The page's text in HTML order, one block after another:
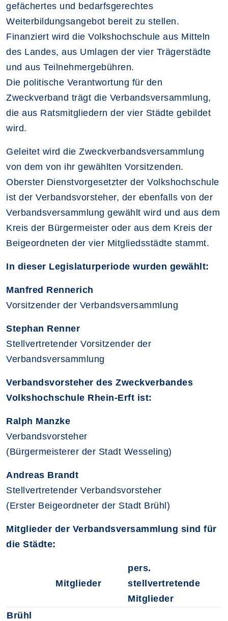
gefächertes und bedarfsgerechtes
Weiterbildungsangebot bereit zu stellen.
Finanziert wird die Volkshochschule aus Mitteln
des Landes, aus Umlagen der vier Trägerstädte
und aus Teilnehmergebühren.
Die politische Verantwortung für den
Zweckverband trägt die Verbandsversammlung,
die aus Ratsmitgliedern der vier Städte gebildet
wird.
Geleitet wird die Zweckverbandsversammlung
von dem von ihr gewählten Vorsitzenden.
Oberster Dienstvorgesetzter der Volkshochschule
ist der Verbandsvorsteher, der ebenfalls von der
Verbandsversammlung gewählt wird und aus dem
Kreis der Bürgermeister oder aus dem Kreis der
Beigeordneten der vier Mitgliedsstädte stammt.
In dieser Legislaturperiode wurden gewählt:
Manfred Rennerich
Vorsitzender der Verbandsversammlung
Stephan Renner
Stellvertretender Vorsitzender der
Verbandsversammlung
Verbandsvorsteher des Zweckverbandes
Volkshochschule Rhein-Erft ist:
Ralph Manzke
Verbandsvorsteher
(Bürgermeisterer der Stadt Wesseling)
Andreas Brandt
Stellvertretender Verbandsvorsteher
(Erster Beigeordneter der Stadt Brühl)
Mitglieder der Verbandsversammlung sind für
die Städte:
Mitglieder
pers.
stellvertretende
Mitglieder
Brühl